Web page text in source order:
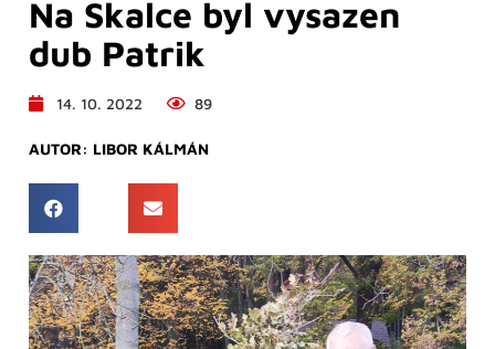
Na Skalce byl vysazen
dub Patrik
14. 10. 2022 89
AUTOR: LIBOR KÁLMÁN